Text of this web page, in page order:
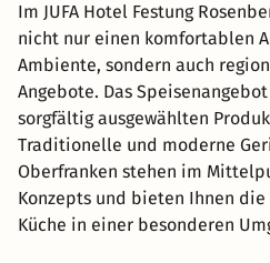
Im JUFA Hotel Festung
nicht nur einen komfortablen
Ambiente, sondern auch
Angebote. Das
sorgfältig ausgewählten
Traditionelle und moderne
Oberfranken stehen im
Konzepts und bieten Ihnen
Küche in einer besonderen